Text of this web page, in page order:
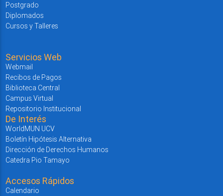
Postgrado
Diplomados
Cursos y Talleres
Servicios Web
Webmail
Recibos de Pagos
Biblioteca Central
Campus Virtual
Repositorio Institucional
De Interés
WorldMUN UCV
Boletín Hipótesis Alternativa
Dirección de Derechos Humanos
Catedra Pio Tamayo
Accesos Rápidos
Calendario